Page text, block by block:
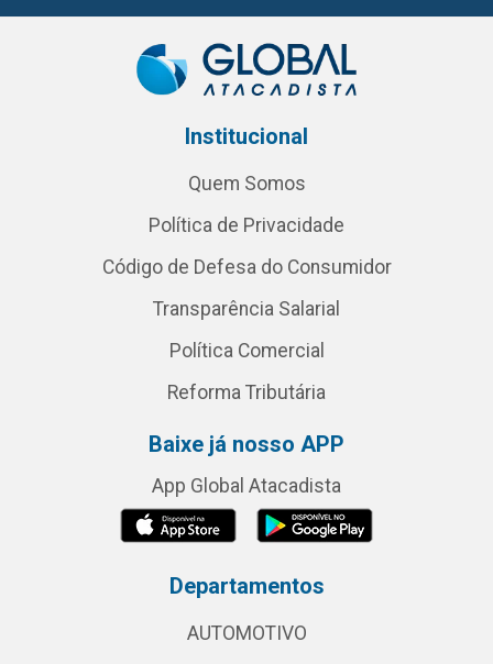
Institucional
Quem Somos
Política de Privacidade
Código de Defesa do Consumidor
Transparência Salarial
Política Comercial
Reforma Tributária
Baixe já nosso APP
App Global Atacadista
Departamentos
AUTOMOTIVO